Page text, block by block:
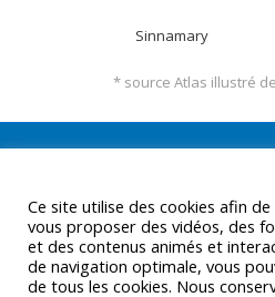
Sinnamary
* source Atlas illustré
Ce site utilise des cookies afin
vous proposer des vidéos, des
et des contenus animés et
de navigation optimale, vous
de tous les cookies. Nous